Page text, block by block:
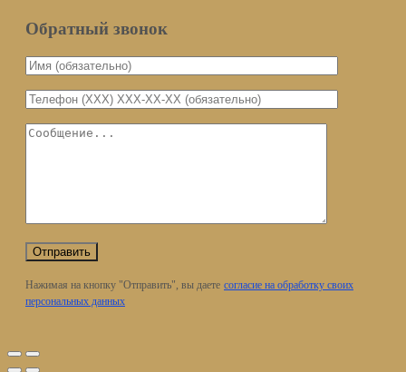
Обратный звонок
Нажимая на кнопку "Отправить", вы даете согласие на обработку своих
персональных данных